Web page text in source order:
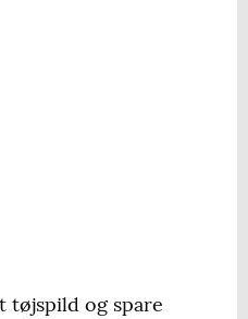
tøjspild og spare